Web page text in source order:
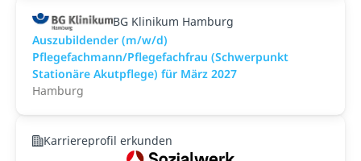
BG Klinikum Hamburg
Auszubildender (m/w/d)
Pflegefachmann/Pflegefachfrau (Schwerpunkt
Stationäre Akutpflege) für März 2027
Hamburg
Karriereprofil erkunden